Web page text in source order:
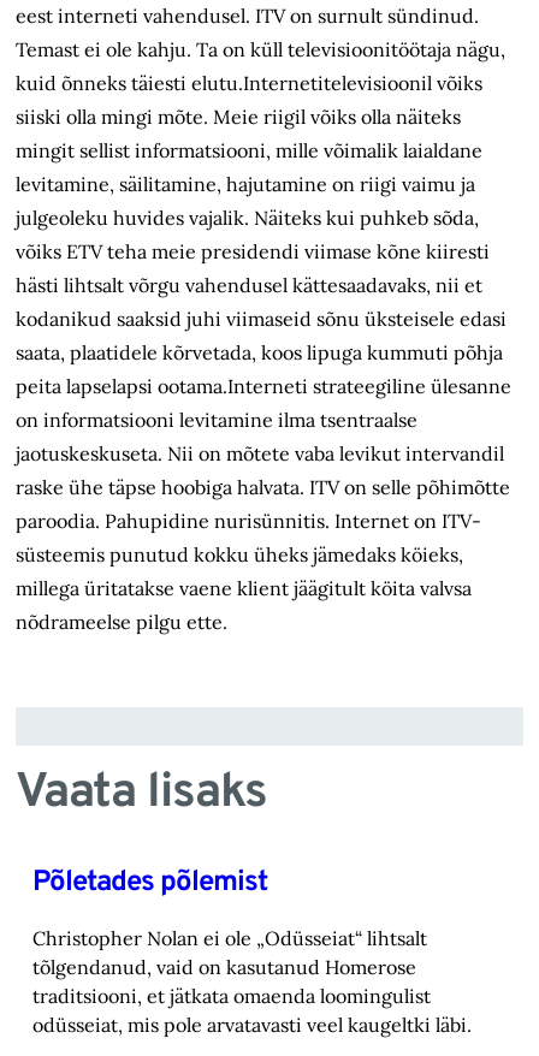
eest interneti vahendusel. ITV on surnult sündinud.
Temast ei ole kahju. Ta on küll televisioonitöötaja nägu,
kuid õnneks täiesti elutu.Internetitelevisioonil võiks
siiski olla mingi mõte. Meie riigil võiks olla näiteks
mingit sellist informatsiooni, mille võimalik laialdane
levitamine, säilitamine, hajutamine on riigi vaimu ja
julgeoleku huvides vajalik. Näiteks kui puhkeb sõda,
võiks ETV teha meie presidendi viimase kõne kiiresti
hästi lihtsalt võrgu vahendusel kättesaadavaks, nii et
kodanikud saaksid juhi viimaseid sõnu üksteisele edasi
saata, plaatidele kõrvetada, koos lipuga kummuti põhja
peita lapselapsi ootama.Interneti strateegiline ülesanne
on informatsiooni levitamine ilma tsentraalse
jaotuskeskuseta. Nii on mõtete vaba levikut intervandil
raske ühe täpse hoobiga halvata. ITV on selle põhimõtte
paroodia. Pahupidine nurisünnitis. Internet on ITV-
süsteemis punutud kokku üheks jämedaks köieks,
millega üritatakse vaene klient jäägitult köita valvsa
nõdrameelse pilgu ette.
Vaata lisaks
Põletades põlemist
Christopher Nolan ei ole „Odüsseiat“ lihtsalt
tõlgendanud, vaid on kasutanud Homerose
tra‎ditsiooni, et jätkata omaenda loomingulist
odüsseiat, mis pole arvatavasti veel kaugeltki läbi.‎